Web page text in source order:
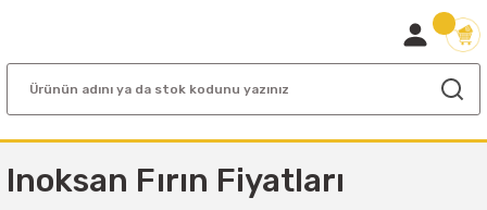
Inoksan Fırın Fiyatları